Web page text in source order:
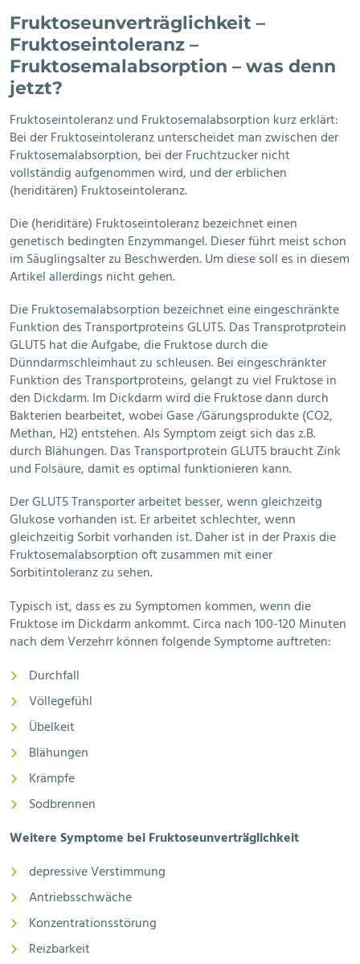
Fruktoseunverträglichkeit –
Fruktoseintoleranz –
Fruktosemalabsorption – was denn
jetzt?
Fruktoseintoleranz und Fruktosemalabsorption kurz erklärt:
Bei der Fruktoseintoleranz unterscheidet man zwischen der
Fruktosemalabsorption, bei der Fruchtzucker nicht
vollständig aufgenommen wird, und der erblichen
(heriditären) Fruktoseintoleranz.
Die (heriditäre) Fruktoseintoleranz bezeichnet einen
genetisch bedingten Enzymmangel. Dieser führt meist schon
im Säuglingsalter zu Beschwerden. Um diese soll es in diesem
Artikel allerdings nicht gehen.
Die Fruktosemalabsorption bezeichnet eine eingeschränkte
Funktion des Transportproteins GLUT5. Das Transprotprotein
GLUT5 hat die Aufgabe, die Fruktose durch die
Dünndarmschleimhaut zu schleusen. Bei eingeschränkter
Funktion des Transportproteins, gelangt zu viel Fruktose in
den Dickdarm. Im Dickdarm wird die Fruktose dann durch
Bakterien bearbeitet, wobei Gase /Gärungsprodukte (CO2,
Methan, H2) entstehen. Als Symptom zeigt sich das z.B.
durch Blähungen. Das Transportprotein GLUT5 braucht Zink
und Folsäure, damit es optimal funktionieren kann.
Der GLUT5 Transporter arbeitet besser, wenn gleichzeitg
Glukose vorhanden ist. Er arbeitet schlechter, wenn
gleichzeitig Sorbit vorhanden ist. Daher ist in der Praxis die
Fruktosemalabsorption oft zusammen mit einer
Sorbitintoleranz zu sehen.
Typisch ist, dass es zu Symptomen kommen, wenn die
Fruktose im Dickdarm ankommt. Circa nach 100-120 Minuten
nach dem Verzehrr können folgende Symptome auftreten:
Durchfall
Völlegefühl
Übelkeit
Blähungen
Krämpfe
Sodbrennen
Weitere Symptome bei Fruktoseunverträglichkeit
depressive Verstimmung
Antriebsschwäche
Konzentrationsstörung
Reizbarkeit